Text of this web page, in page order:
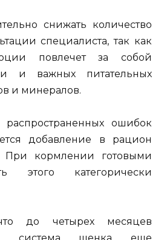
снижать количество
специалиста, так как
повлечет за собой
и важных питательных
и минералов.
ошибок
добавление в рацион
При кормлении готовыми
этого категорически
до четырех месяцев